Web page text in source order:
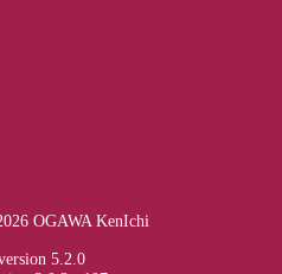
OGAWA KenIchi
5.2.0